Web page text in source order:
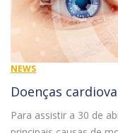
NEWS
Doenças
Para assistir a 30 de